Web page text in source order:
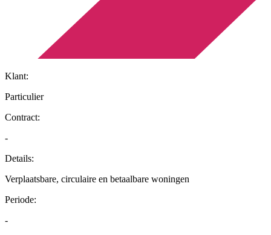
Klant:
Particulier
Contract:
-
Details:
Verplaatsbare, circulaire en betaalbare woningen
Periode:
-